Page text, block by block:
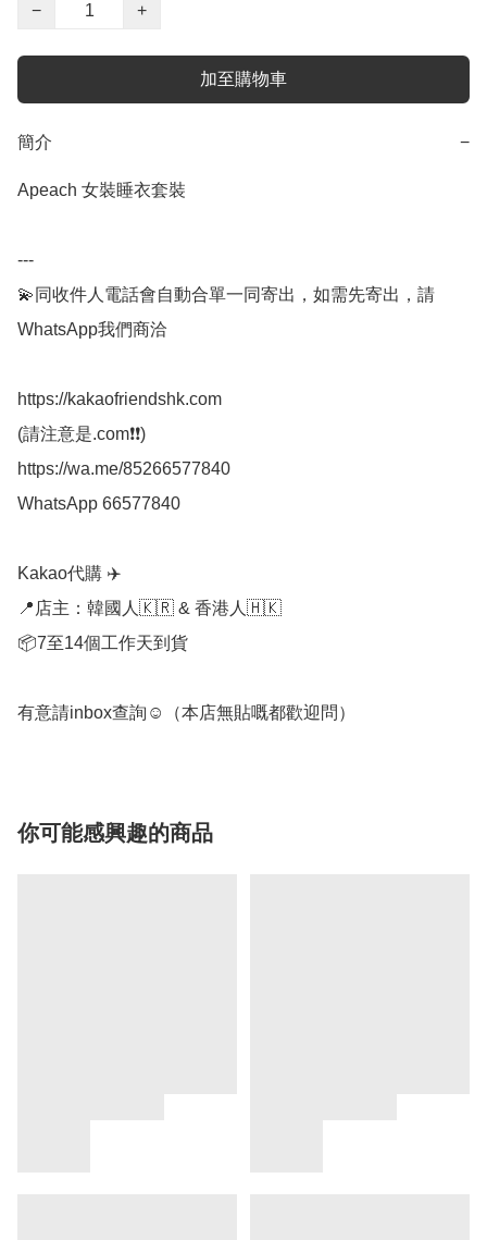
−
+
加至購物車
簡介 −
Apeach 女裝睡衣套裝
---
💫同收件人電話會自動合單一同寄出，如需先寄出，請
WhatsApp我們商洽
https://kakaofriendshk.com
(請注意是.com❗❗)
https://wa.me/85266577840
WhatsApp 66577840
Kakao代購 ✈️
📍店主：韓國人🇰🇷 & 香港人🇭🇰
📦7至14個工作天到貨
有意請inbox查詢☺️（本店無貼嘅都歡迎問）
你可能感興趣的商品